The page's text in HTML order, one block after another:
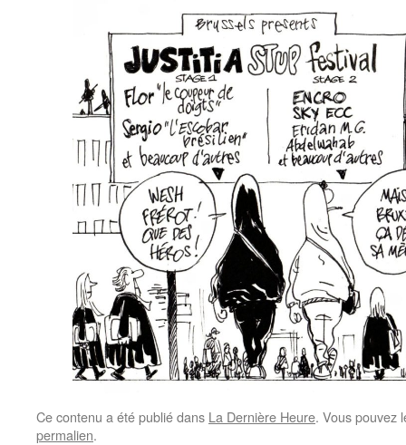
Ce contenu a été publié dans La Dernière Heure. Vous pouvez
permalien.